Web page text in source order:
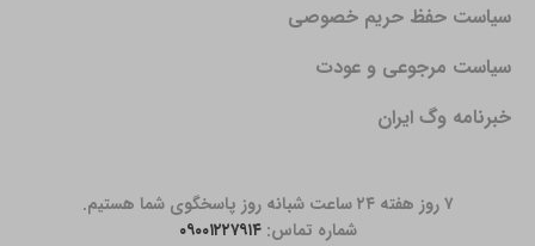
سیاست حفظ حریم خصوصی
سیاست مرجوعی و عودت
خبرنامه وگ ایران
۷ روز هفته ۲۴ ساعت شبانه روز پاسخگوی شما هستیم.
شماره تماس:۰۹۰۰۱۲۲۷۹۱۴